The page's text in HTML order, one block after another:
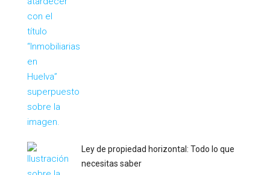
Ley de propiedad horizontal: Todo lo que
necesitas saber